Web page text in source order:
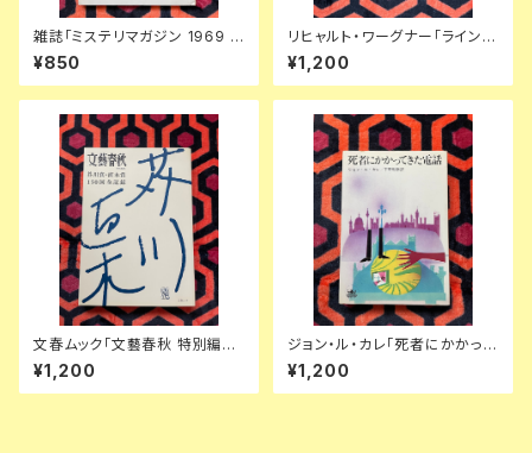
雑誌「ミステリマガジン 1969 7
月号 No.159 ショートショート
特集号」表紙・イラスト:真鍋博
楢喜八 星新一 塚本邦雄 小松左
¥850
リヒャルト・ワーグナー「ラインの
黄金ーニーベルンゲンの指環
①」初版 寺山修司訳 絵:アーサ
ーラッカム 装幀:宇野亜喜良 新
¥1,200
文春ムック「文藝春秋 特別編集:
芥川賞・直木賞150回全記録」初
版 菊池寛
¥1,200
ジョン・ル・カレ「死者にかかって
きた電話」宇野利泰訳 カバー:真
鍋博 早川書房 ハヤカワノヴェル
ズ スパイミステリー
¥1,200